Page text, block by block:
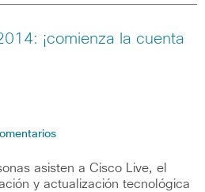
¡comienza la cuenta
asisten a Cisco Live, el
y actualización tecnológica